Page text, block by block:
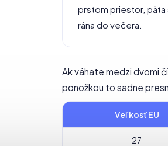
prstom priestor, päta
rána do večera.
Ak váhate medzi dvomi
ponožkou to sadne
Veľkosť EU
27